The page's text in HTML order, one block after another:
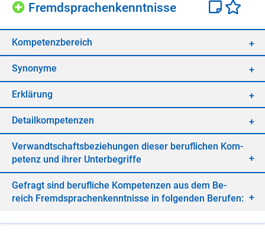
Fremd­spra­chen­kennt­nis­se
Kom­pe­tenz­be­reich
Syn­ony­me
Er­klä­rung
De­tail­kom­pe­ten­zen
Ver­wandt­schafts­be­zie­hun­gen die­ser be­ruf­li­chen Kom­
pe­tenz und ih­rer Un­ter­be­grif­fe
Ge­fragt sind be­ruf­li­che Kom­pe­ten­zen aus dem Be­
reich Fremd­spra­chen­kennt­nis­se in fol­gen­den Be­ru­fen: